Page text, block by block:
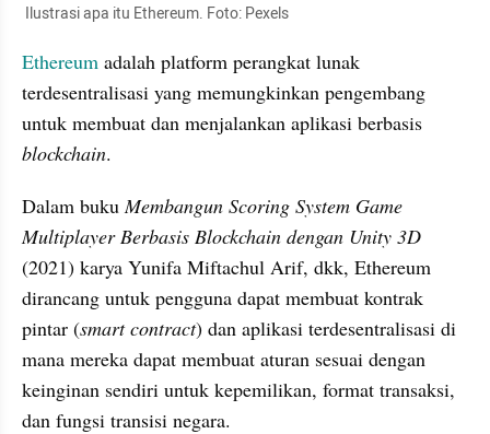
Ilustrasi apa itu Ethereum. Foto: Pexels
Ethereum adalah platform perangkat lunak
terdesentralisasi yang memungkinkan pengembang
blockchain.
Dalam buku Membangun Scoring System Game
(2021) karya Yunifa Miftachul Arif, dkk, Ethereum
dirancang untuk pengguna dapat membuat kontrak
pintar (smart contract) dan aplikasi terdesentralisasi di
mana mereka dapat membuat aturan sesuai dengan
keinginan sendiri untuk kepemilikan, format transaksi,
dan fungsi transisi negara.